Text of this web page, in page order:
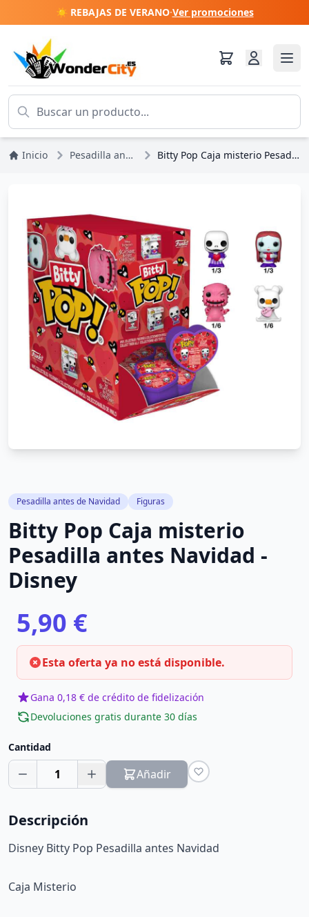
☀️ REBAJAS DE VERANO·Ver promociones
Inicio Pesadilla antes de Navidad Bitty Pop Caja misterio Pesadilla antes Navidad - Disney
Pesadilla antes de Navidad Figuras
Bitty Pop Caja misterio
Pesadilla antes Navidad -
Disney
5,90 €
Esta oferta ya no está disponible.
Gana 0,18 € de crédito de fidelización
Devoluciones gratis durante 30 días
Cantidad
1 Añadir
Descripción
Disney Bitty Pop Pesadilla antes Navidad
Caja Misterio